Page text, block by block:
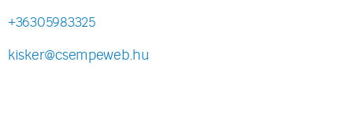
+36305983325
kisker@csempeweb.hu